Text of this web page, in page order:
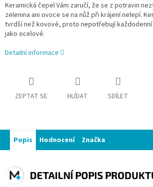
Keramická čepel Vám zaručí, že se z potravin
zelenina ani ovoce se na nůž při krájení nelepí.
tvrdší než kovové, proto nepotřebují
jako ocelové.
Detailní informace
ZEPTAT SE HLÍDAT SDÍLET
Popis Hodnocení Značka
DETAILNÍ POPIS